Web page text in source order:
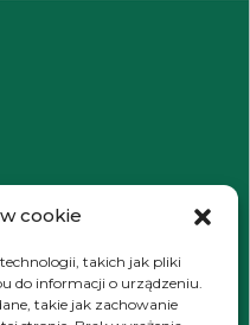
cookie
takich jak pliki
do informacji o urządzeniu.
takie jak zachowanie